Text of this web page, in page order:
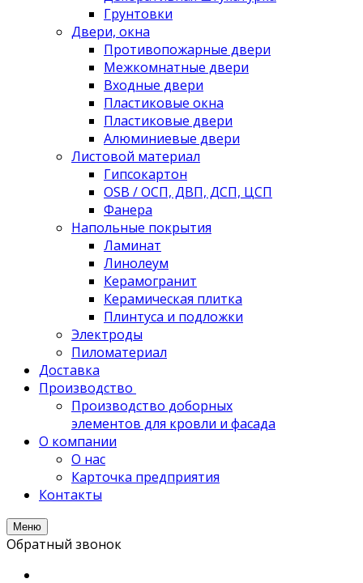
Грунтовки
Двери, окна
Противопожарные двери
Межкомнатные двери
Входные двери
Пластиковые окна
Пластиковые двери
Алюминиевые двери
Листовой материал
Гипсокартон
OSB / ОСП, ДВП, ДСП, ЦСП
Фанера
Напольные покрытия
Ламинат
Линолеум
Керамогранит
Керамическая плитка
Плинтуса и подложки
Электроды
Пиломатериал
Доставка
Производство
Производство доборных
элементов для кровли и фасада
О компании
О нас
Карточка предприятия
Контакты
Меню
Обратный звонок